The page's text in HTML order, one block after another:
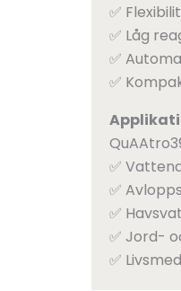
✅
✅ Låg
✅
✅
✅
✅
✅
✅ Jord-
✅